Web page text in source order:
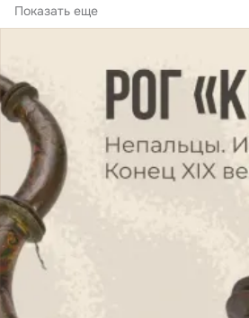
необычных коллекций музыкальных
мира – от шаманских погремушек до
вас познакомиться с этой
собрания.
Показать еще